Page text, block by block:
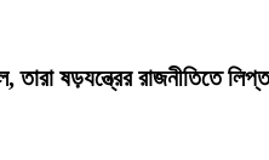
ষড়যন্ত্রের রাজনীতিতে